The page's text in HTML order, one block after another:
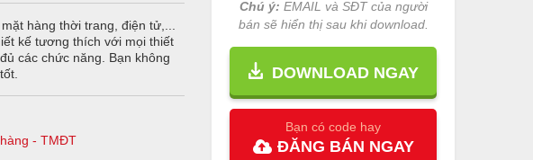
hàng thời trang, điện tử,...
kế tương thích với mọi thiết
các chức năng. Bạn không
- TMĐT
Chú ý: EMAIL và SĐT của người
bán sẽ hiển thị sau khi download.
DOWNLOAD NGAY
Bạn có code hay
ĐĂNG BÁN NGAY